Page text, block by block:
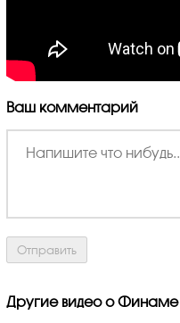
Ваш комментарий
Другие видео о Финаме